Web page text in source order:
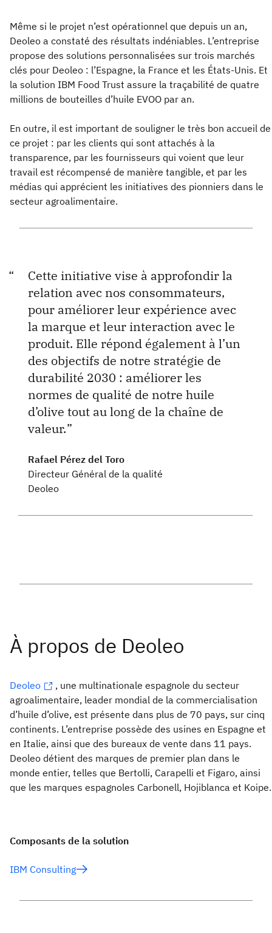
Même si le projet n’est opérationnel que depuis un an,
Deoleo a constaté des résultats indéniables. L’entreprise
propose des solutions personnalisées sur trois marchés
clés pour Deoleo : l’Espagne, la France et les États-Unis. Et
la solution IBM Food Trust assure la traçabilité de quatre
millions de bouteilles d’huile EVOO par an.
En outre, il est important de souligner le très bon accueil de
ce projet : par les clients qui sont attachés à la
transparence, par les fournisseurs qui voient que leur
travail est récompensé de manière tangible, et par les
médias qui apprécient les initiatives des pionniers dans le
secteur agroalimentaire.
Cette initiative vise à approfondir la
relation avec nos consommateurs,
pour améliorer leur expérience avec
la marque et leur interaction avec le
produit. Elle répond également à l’un
des objectifs de notre stratégie de
durabilité 2030 : améliorer les
normes de qualité de notre huile
d’olive tout au long de la chaîne de
valeur.
Rafael Pérez del Toro
Directeur Général de la qualité
Deoleo
Deoleo
, une multinationale espagnole du secteur
agroalimentaire, leader mondial de la commercialisation
d’huile d’olive, est présente dans plus de 70 pays, sur cinq
continents. L’entreprise possède des usines en Espagne et
en Italie, ainsi que des bureaux de vente dans 11 pays.
Deoleo détient des marques de premier plan dans le
monde entier, telles que Bertolli, Carapelli et Figaro, ainsi
que les marques espagnoles Carbonell, Hojiblanca et Koipe.
Composants de la solution
IBM Consulting